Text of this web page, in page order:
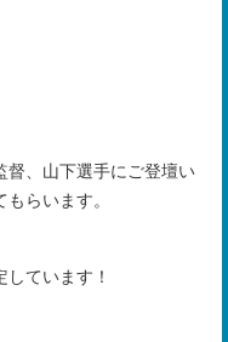
、山下選手にご登壇い
らいます。
ています！